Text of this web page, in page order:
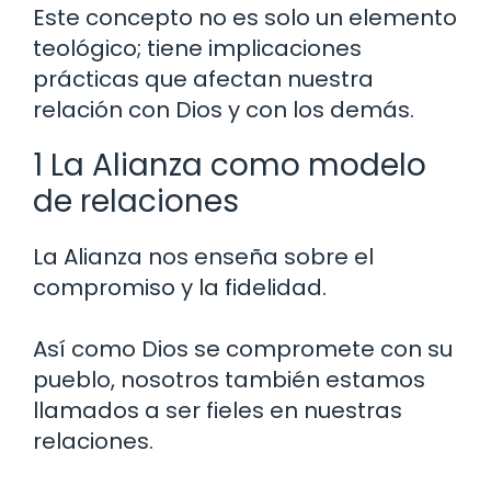
Este concepto no es solo un elemento
teológico; tiene implicaciones
prácticas que afectan nuestra
relación con Dios y con los demás.
1 La Alianza como modelo
de relaciones
La Alianza nos enseña sobre el
compromiso y la fidelidad.
Así como Dios se compromete con su
pueblo, nosotros también estamos
llamados a ser fieles en nuestras
relaciones.